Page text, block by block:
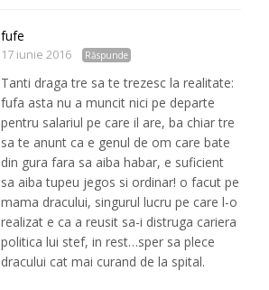
fufe
17 iunie 2016 Răspunde
Tanti draga tre sa te trezesc la realitate:
fufa asta nu a muncit nici pe departe
pentru salariul pe care il are, ba chiar tre
sa te anunt ca e genul de om care bate
din gura fara sa aiba habar, e suficient
sa aiba tupeu jegos si ordinar! o facut pe
mama dracului, singurul lucru pe care l-o
realizat e ca a reusit sa-i distruga cariera
politica lui stef, in rest…sper sa plece
dracului cat mai curand de la spital.